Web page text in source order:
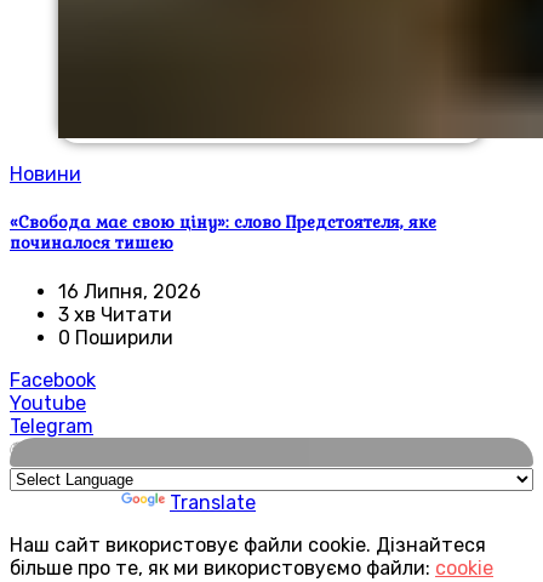
Новини
«Свобода має свою ціну»: слово Предстоятеля, яке
починалося тишею
16 Липня, 2026
3 хв Читати
0 Поширили
Facebook
Youtube
Telegram
🌍
Translate
Наш сайт використовує файли cookie. Дізнайтеся
більше про те, як ми використовуємо файли: cookie